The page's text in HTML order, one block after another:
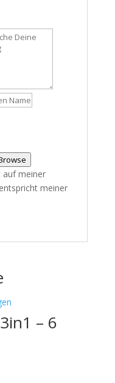
auf meiner
meiner
– 6